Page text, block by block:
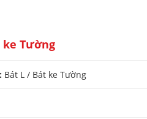
ke Tường
Bát L / Bát ke Tường